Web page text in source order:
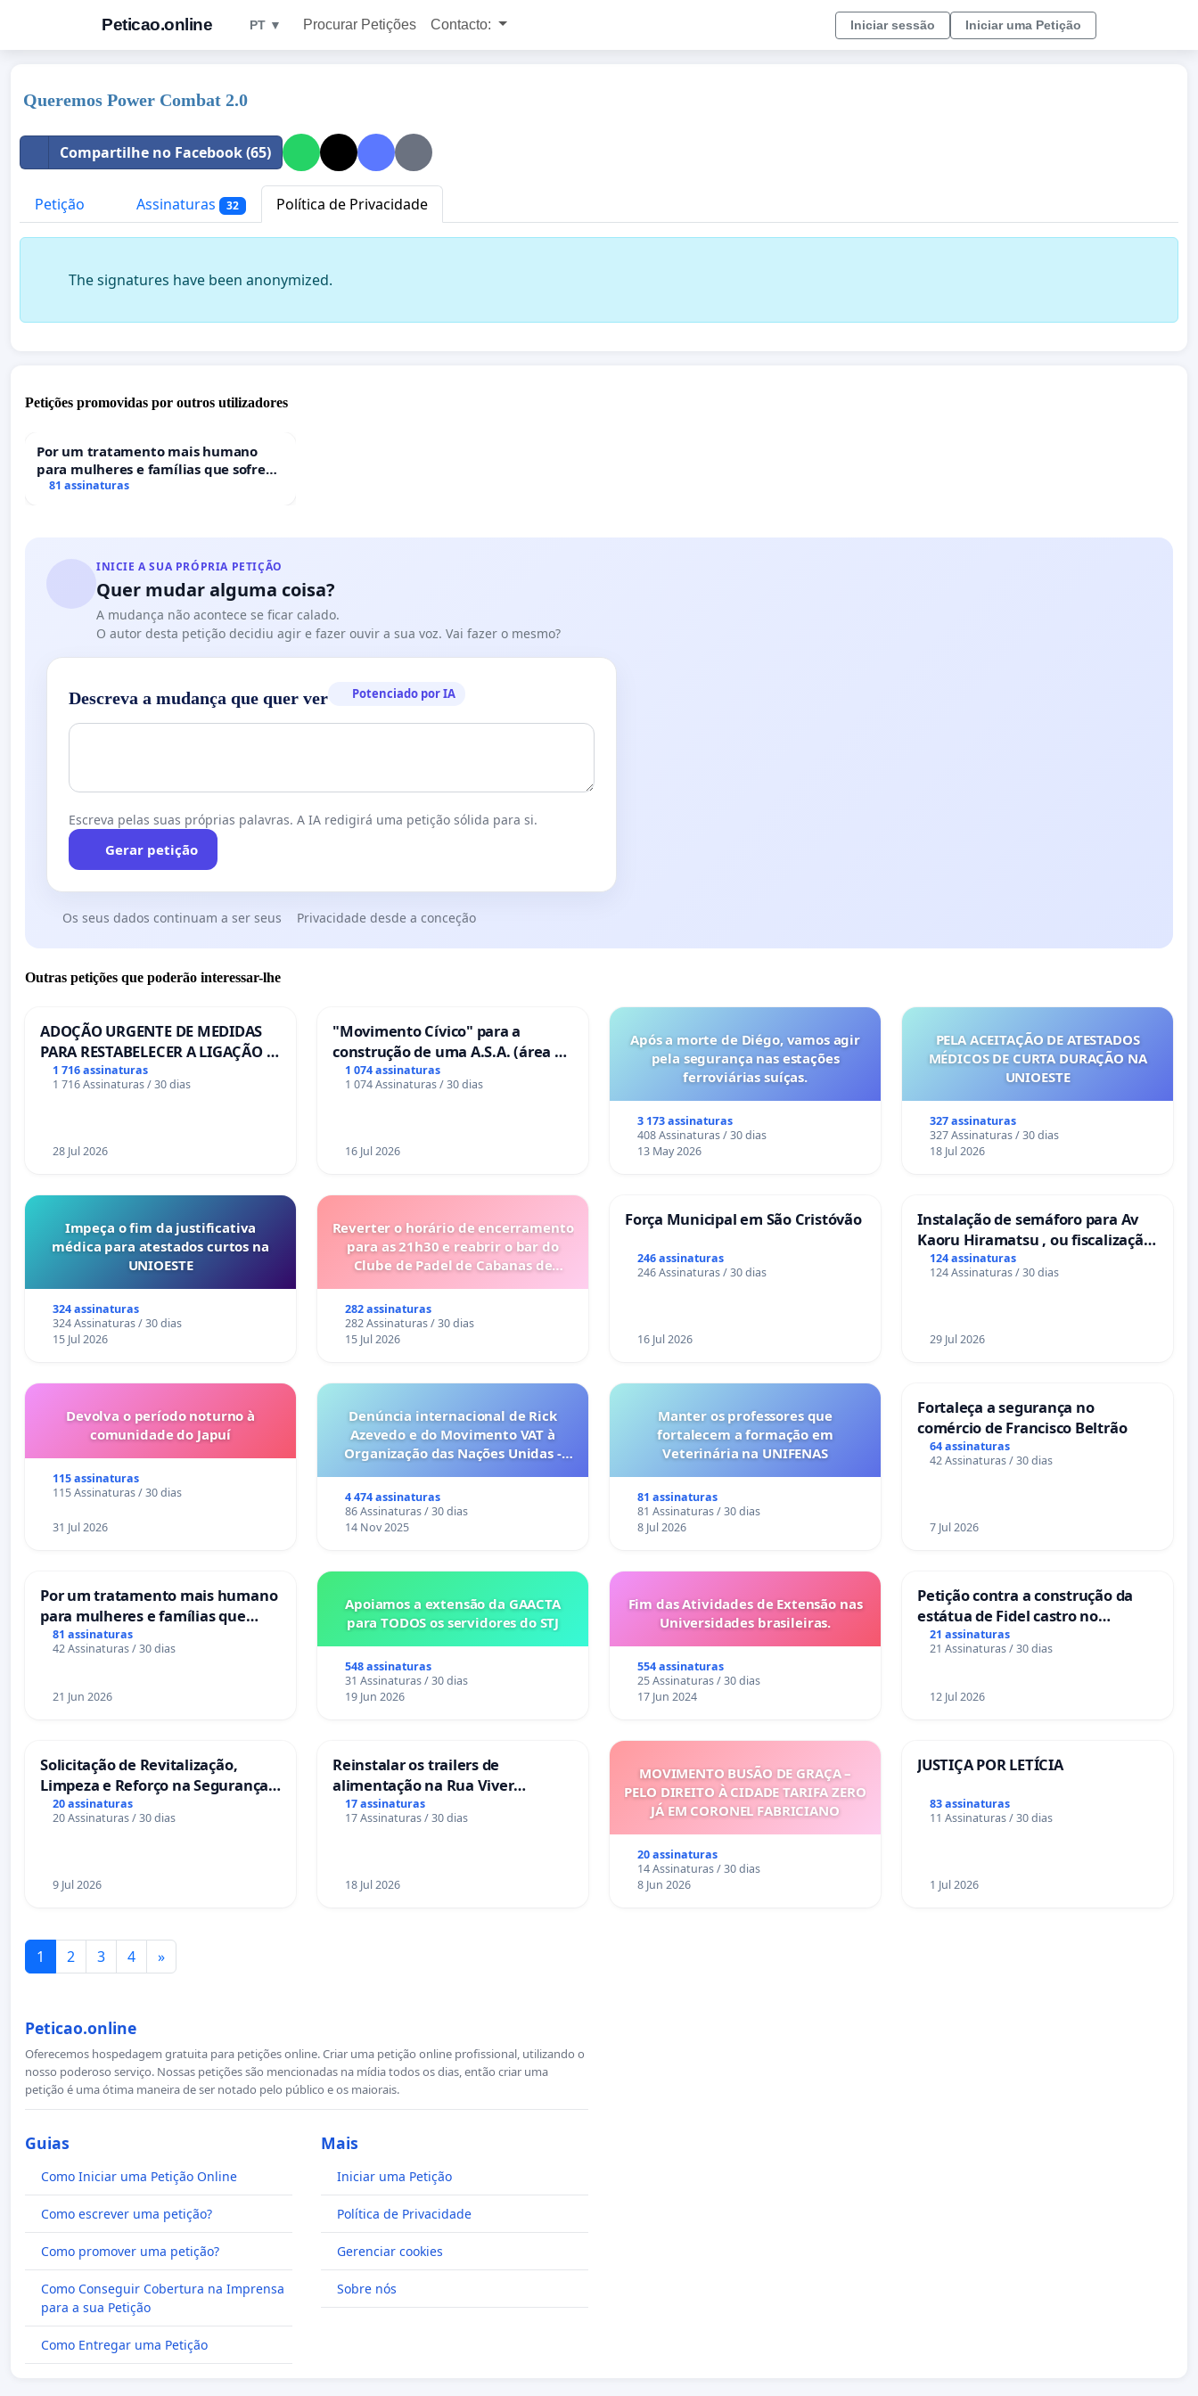
Peticao.online PT ▼ Procurar Petições Contacto: Iniciar sessão Iniciar uma Petição
Queremos Power Combat 2.0
Compartilhe no Facebook (65)
Petição Assinaturas 32 Política de Privacidade
The signatures have been anonymized.
Petições promovidas por outros utilizadores
Por um tratamento mais humano
para mulheres e famílias que sofrem
uma perda gestacional nos hospitais
81 assinaturas
INICIE A SUA PRÓPRIA PETIÇÃO
Quer mudar alguma coisa?
A mudança não acontece se ficar calado.
O autor desta petição decidiu agir e fazer ouvir a sua voz. Vai fazer o mesmo?
Descreva a mudança que quer ver Potenciado por IA
Escreva pelas suas próprias palavras. A IA redigirá uma petição sólida para si.
Gerar petição
Os seus dados continuam a ser seus Privacidade desde a conceção
Outras petições que poderão interessar-lhe
ADOÇÃO URGENTE DE MEDIDAS
PARA RESTABELECER A LIGAÇÃO -
PONTE RS-129
1 716 assinaturas
1 716 Assinaturas / 30 dias
28 Jul 2026
"Movimento Cívico" para a
construção de uma A.S.A. (área de
serviços para autocaravanas) em
Coimbra
1 074 assinaturas
1 074 Assinaturas / 30 dias
16 Jul 2026
Após a morte de Diégo, vamos agir
pela segurança nas estações
ferroviárias suíças.
3 173 assinaturas
408 Assinaturas / 30 dias
13 May 2026
PELA ACEITAÇÃO DE ATESTADOS
MÉDICOS DE CURTA DURAÇÃO NA
UNIOESTE
327 assinaturas
327 Assinaturas / 30 dias
18 Jul 2026
Impeça o fim da justificativa
médica para atestados curtos na
UNIOESTE
324 assinaturas
324 Assinaturas / 30 dias
15 Jul 2026
Reverter o horário de encerramento
para as 21h30 e reabrir o bar do
Clube de Padel de Cabanas de
282 assinaturas
282 Assinaturas / 30 dias
15 Jul 2026
Força Municipal em São Cristóvão
246 assinaturas
246 Assinaturas / 30 dias
16 Jul 2026
Instalação de semáforo para Av
Kaoru Hiramatsu , ou fiscalização
Eletrônica
124 assinaturas
124 Assinaturas / 30 dias
29 Jul 2026
Devolva o período noturno à
comunidade do Japuí
115 assinaturas
115 Assinaturas / 30 dias
31 Jul 2026
Denúncia internacional de Rick
Azevedo e do Movimento VAT à
Organização das Nações Unidas -
6x1 enquanto o lobby empresarial
compra a omissão do Congresso.
4 474 assinaturas
86 Assinaturas / 30 dias
14 Nov 2025
Manter os professores que
fortalecem a formação em
Veterinária na UNIFENAS
81 assinaturas
81 Assinaturas / 30 dias
8 Jul 2026
Fortaleça a segurança no
comércio de Francisco Beltrão
64 assinaturas
42 Assinaturas / 30 dias
7 Jul 2026
Por um tratamento mais humano
para mulheres e famílias que
sofrem uma perda gestacional
nos hospitais portugueses
81 assinaturas
42 Assinaturas / 30 dias
21 Jun 2026
Apoiamos a extensão da GAACTA
para TODOS os servidores do STJ
548 assinaturas
31 Assinaturas / 30 dias
19 Jun 2026
Fim das Atividades de Extensão nas
Universidades brasileiras.
554 assinaturas
25 Assinaturas / 30 dias
17 Jun 2024
Petição contra a construção da
estátua de Fidel castro no
mirante do Caju
21 assinaturas
21 Assinaturas / 30 dias
12 Jul 2026
Solicitação de Revitalização,
Limpeza e Reforço na Segurança
das Praças da Rua Cachoeira das
Sete Ilhas
20 assinaturas
20 Assinaturas / 30 dias
9 Jul 2026
Reinstalar os trailers de
alimentação na Rua Viver
Salvador
17 assinaturas
17 Assinaturas / 30 dias
18 Jul 2026
MOVIMENTO BUSÃO DE GRAÇA –
PELO DIREITO À CIDADE TARIFA ZERO
JÁ EM CORONEL FABRICIANO
20 assinaturas
14 Assinaturas / 30 dias
8 Jun 2026
JUSTIÇA POR LETÍCIA
83 assinaturas
11 Assinaturas / 30 dias
1 Jul 2026
1 2 3 4 »
Peticao.online
Oferecemos hospedagem gratuita para petições online. Criar uma petição online profissional, utilizando o
nosso poderoso serviço. Nossas petições são mencionadas na mídia todos os dias, então criar uma
petição é uma ótima maneira de ser notado pelo público e os maiorais.
Guias
Como Iniciar uma Petição Online
Como escrever uma petição?
Como promover uma petição?
Como Conseguir Cobertura na Imprensa
para a sua Petição
Como Entregar uma Petição
Mais
Iniciar uma Petição
Política de Privacidade
Gerenciar cookies
Sobre nós